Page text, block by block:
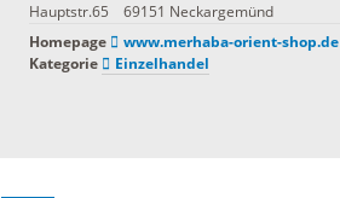
Hauptstr.65 69151 Neckargemünd
Homepage
www.merhaba-orient-shop.de
Kategorie
Einzelhandel